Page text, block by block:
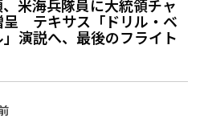
米海兵隊員に大統領チャ
呈 テキサス「ドリル・ベ
演説へ、最後のフライト